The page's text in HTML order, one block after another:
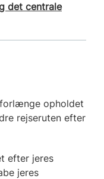
det centrale
opholdet
rejseruten efter
efter jeres
jeres